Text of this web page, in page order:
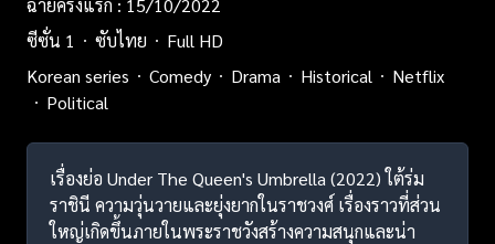
ซีซั่น 1
ซับไทย
Full HD
Korean series
Comedy Drama Historical
Netflix
Political
เรื่องย่อ Under The Queen's Umbrella (2022) ใต้ร่ม
ราชินี ความวุ่นวายและยุ่งยากในราชวงศ์ เรื่องราวที่ส่วน
ใหญ่เกิดขึ้นภายในพระราชวังสร้างความสนุกและน่า